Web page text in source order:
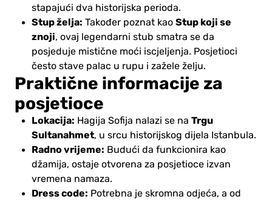
stapajući dva historijska perioda.
Stup želja: Također poznat kao Stup koji se
znoji, ovaj legendarni stub smatra se da
posjeduje mistične moći iscjeljenja. Posjetioci
često stave palac u rupu i zažele želju.
Praktične informacije za
posjetioce
Lokacija: Hagija Sofija nalazi se na Trgu
Sultanahmet, u srcu historijskog dijela Istanbula.
Radno vrijeme: Budući da funkcionira kao
džamija, ostaje otvorena za posjetioce izvan
vremena namaza.
Dress code: Potrebna je skromna odjeća, a od